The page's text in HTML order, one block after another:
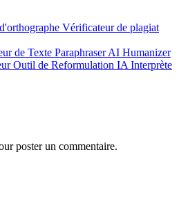
Vérificateur de plagiat
de Texte ParaphraserAI Humanizer
Outil de Reformulation IA Interprète
poster un commentaire.